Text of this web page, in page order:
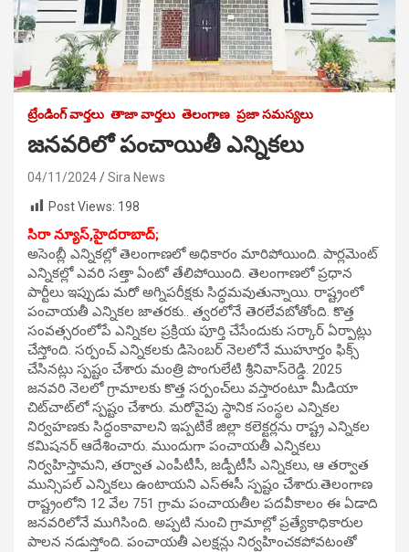
ట్రేండింగ్ వార్తలు తాజా వార్తలు తెలంగాణ ప్రజా సమస్యలు
జనవరిలో పంచాయితీ ఎన్నికలు
04/11/2024
Sira News
Post Views: 198
సిరా న్యూస్,హైదరాబాద్;
అసెంబ్లీ ఎన్నికల్లో తెలంగాణలో అధికారం మారిపోయింది. పార్లమెంట్‌
ఎన్నికల్లో ఎవరి సత్తా ఏంటో తేలిపోయింది. తెలంగాణలో ప్రధాన
పార్టీలు ఇప్పుడు మరో అగ్నిపరీక్షకు సిద్ధమవుతున్నాయి. రాష్ట్రంలో
పంచాయతీ ఎన్నికల జాతరకు.. త్వరలోనే తెరలేవబోతోంది. కొత్త
సంవత్సరంలోపే ఎన్నికల ప్రక్రియ పూర్తి చేసేందుకు సర్కార్ ఏర్పాట్లు
చేస్తోంది. సర్పంచ్ ఎన్నికలకు డిసెంబర్ నెలలోనే ముహూర్తం ఫిక్స్
చేసినట్లు స్పష్టం చేశారు మంత్రి పొంగులేటి శ్రీనివాస్‌రెడ్డి. 2025
జనవరి నెలలో గ్రామాలకు కొత్త సర్పంచ్‌లు వస్తారంటూ మీడియా
చిట్‌చాట్‌లో స్పష్టం చేశారు. మరోవైపు స్థానిక సంస్థల ఎన్నికల
నిర్వహణకు సిద్ధంకావాలని ఇప్పటికే జిల్లా కలెక్టర్లను రాష్ట్ర ఎన్నికల
కమిషనర్‌ ఆదేశించారు. ముందుగా పంచాయతీ ఎన్నికలు
నిర్వహిస్తామని, తర్వాత ఎంపీటీసీ, జడ్పీటీసీ ఎన్నికలు, ఆ తర్వాత
మున్సిపల్‌ ఎన్నికలు ఉంటాయని ఎస్‌ఈసీ స్పష్టం చేశారు.తెలంగాణ
రాష్ట్రంలోని 12 వేల 751 గ్రామ పంచాయతీల పదవీకాలం ఈ ఏడాది
జనవరిలోనే ముగిసింది. అప్పటి నుంచి గ్రామాల్లో ప్రత్యేకాధికారుల
పాలన నడుస్తోంది. పంచాయతీ ఎలక్షన్లు నిర్వహించకపోవటంతో